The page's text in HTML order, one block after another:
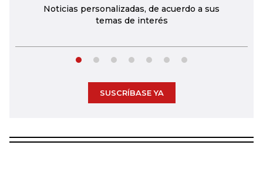
Noticias personalizadas, de acuerdo a sus
temas de interés
SUSCRÍBASE YA